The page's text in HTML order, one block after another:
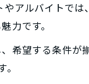
アルバイトでは
力です。
希望する条件が